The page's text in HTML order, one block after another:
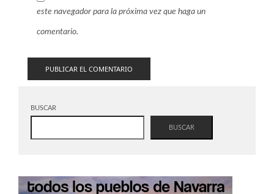
este navegador para la próxima vez que haga un
comentario.
BUSCAR
BUSCAR